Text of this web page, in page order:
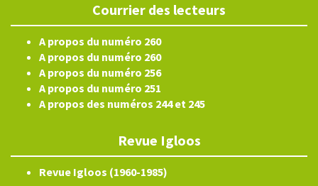
Courrier des lecteurs
A propos du numéro 260
A propos du numéro 260
A propos du numéro 256
A propos du numéro 251
A propos des numéros 244 et 245
Revue Igloos
Revue Igloos (1960-1985)